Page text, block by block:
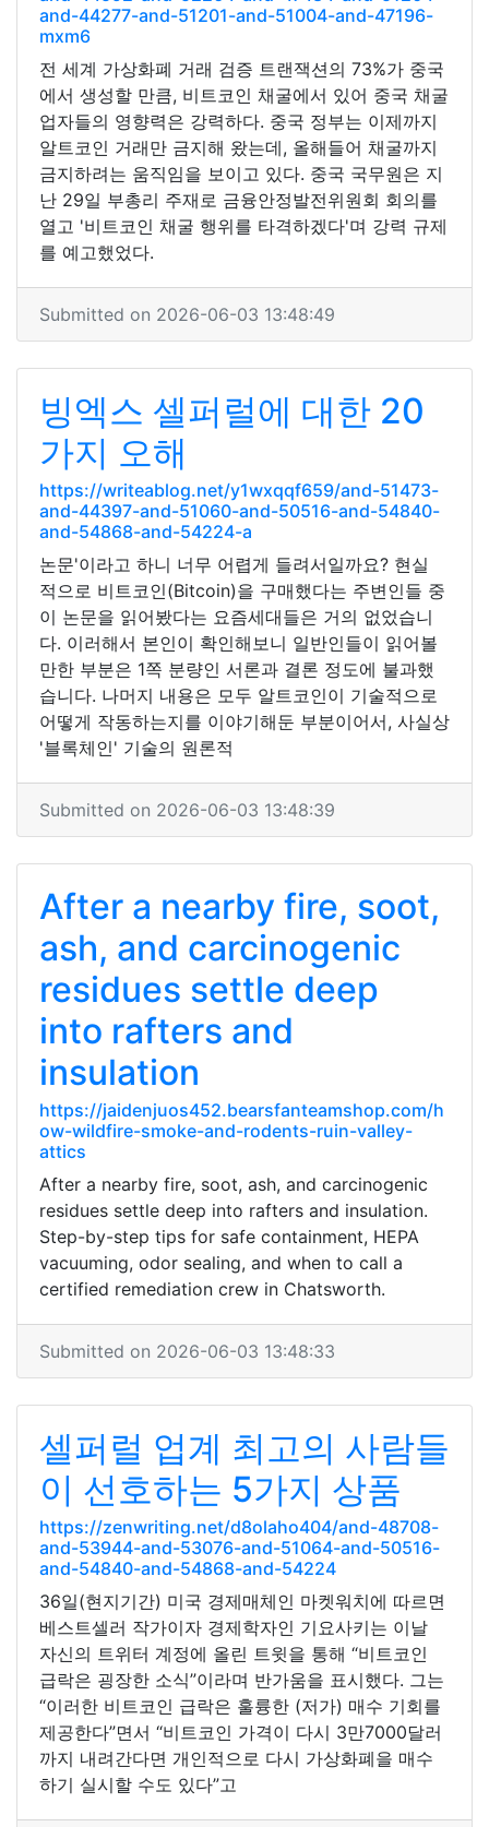
and-44277-and-51201-and-51004-and-47196-
mxm6
전 세계 가상화폐 거래 검증 트랜잭션의 73%가 중국
에서 생성할 만큼, 비트코인 채굴에서 있어 중국 채굴
업자들의 영향력은 강력하다. 중국 정부는 이제까지
알트코인 거래만 금지해 왔는데, 올해들어 채굴까지
금지하려는 움직임을 보이고 있다. 중국 국무원은 지
난 29일 부총리 주재로 금융안정발전위원회 회의를
열고 '비트코인 채굴 행위를 타격하겠다'며 강력 규제
를 예고했었다.
Submitted on 2026-06-03 13:48:49
빙엑스 셀퍼럴에 대한 20
가지 오해
https://writeablog.net/y1wxqqf659/and-51473-
and-44397-and-51060-and-50516-and-54840-
and-54868-and-54224-a
논문'이라고 하니 너무 어렵게 들려서일까요? 현실
적으로 비트코인(Bitcoin)을 구매했다는 주변인들 중
이 논문을 읽어봤다는 요즘세대들은 거의 없었습니
다. 이러해서 본인이 확인해보니 일반인들이 읽어볼
만한 부분은 1쪽 분량인 서론과 결론 정도에 불과했
습니다. 나머지 내용은 모두 알트코인이 기술적으로
어떻게 작동하는지를 이야기해둔 부분이어서, 사실상
'블록체인' 기술의 원론적
Submitted on 2026-06-03 13:48:39
After a nearby fire, soot,
ash, and carcinogenic
residues settle deep
into rafters and
insulation
https://jaidenjuos452.bearsfanteamshop.com/h
ow-wildfire-smoke-and-rodents-ruin-valley-
attics
After a nearby fire, soot, ash, and carcinogenic
residues settle deep into rafters and insulation.
Step-by-step tips for safe containment, HEPA
vacuuming, odor sealing, and when to call a
certified remediation crew in Chatsworth.
Submitted on 2026-06-03 13:48:33
셀퍼럴 업계 최고의 사람들
이 선호하는 5가지 상품
https://zenwriting.net/d8olaho404/and-48708-
and-53944-and-53076-and-51064-and-50516-
and-54840-and-54868-and-54224
36일(현지기간) 미국 경제매체인 마켓워치에 따르면
베스트셀러 작가이자 경제학자인 기요사키는 이날
자신의 트위터 계정에 올린 트윗을 통해 “비트코인
급락은 굉장한 소식”이라며 반가움을 표시했다. 그는
“이러한 비트코인 급락은 훌륭한 (저가) 매수 기회를
제공한다”면서 “비트코인 가격이 다시 3만7000달러
까지 내려간다면 개인적으로 다시 가상화폐을 매수
하기 실시할 수도 있다”고